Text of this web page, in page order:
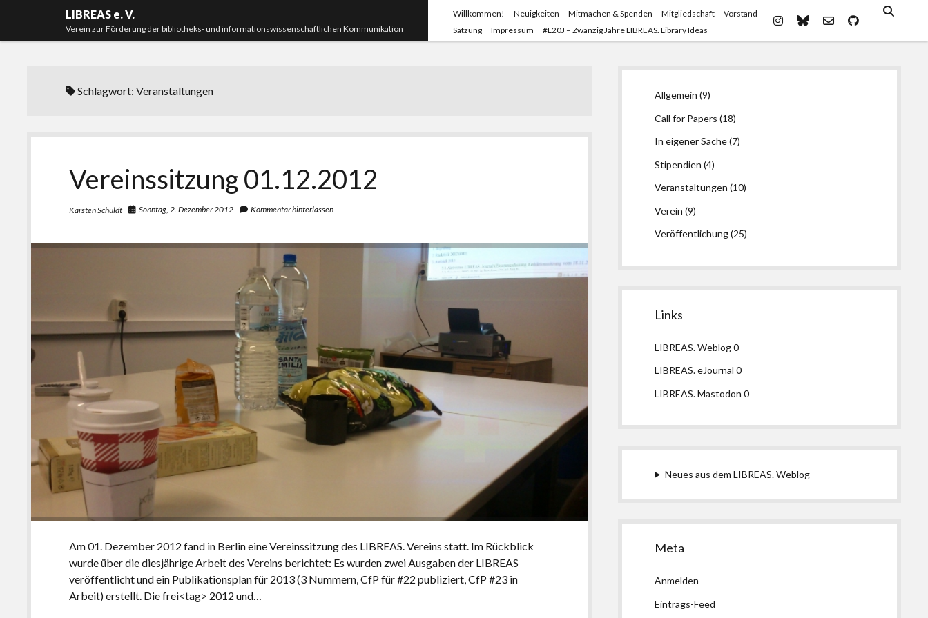
LIBREAS e. V.
Verein zur Förderung der bibliotheks- und informationswissenschaftlichen Kommunikation
Willkommen! Neuigkeiten Mitmachen & Spenden Mitgliedschaft
Vorstand
Satzung
Impressum #L20J – Zwanzig Jahre LIBREAS. Library Ideas
instagram
blueskyemail-github
Schlagwort:Veranstaltungen
Vereinssitzung 01.12.2012
Karsten Schuldt Sonntag, 2. Dezember 2012 Kommentar hinterlassen
Am 01. Dezember 2012 fand in Berlin eine Vereinssitzung des LIBREAS. Vereins statt. Im Rückblick
wurde über die diesjährige Arbeit des Vereins berichtet: Es wurden zwei Ausgaben der LIBREAS
veröffentlicht und ein Publikationsplan für 2013 (3 Nummern, CfP für #22 publiziert, CfP #23 in
Arbeit) erstellt. Die frei<tag> 2012 und…
Seitenleiste
Allgemein (9)
Call for Papers (18)
In eigener Sache(7)
Stipendien (4)
Veranstaltungen (10)
Verein (9)
Veröffentlichung(25)
Links
LIBREAS. Weblog0
LIBREAS. eJournal 0
LIBREAS. Mastodon 0
Neues aus dem LIBREAS. Weblog
Meta
Anmelden
Eintrags-Feed